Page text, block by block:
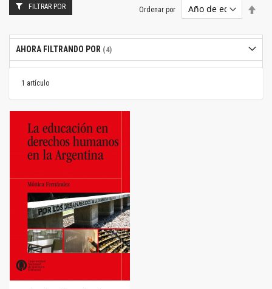
1 artículo
Ordenar por
FILTRAR POR
AHORA FILTRANDO POR